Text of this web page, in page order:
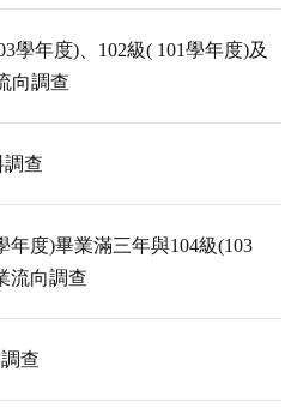
學年度)、102級( 101學年度)及
向調查
調查
年度)畢業滿三年與104級(103
流向調查
查